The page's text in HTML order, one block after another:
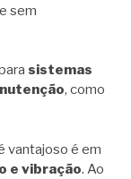
sem
sistemas
, como
vantajoso é em
e vibração. Ao